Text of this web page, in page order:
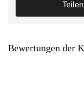
Bewertungen der